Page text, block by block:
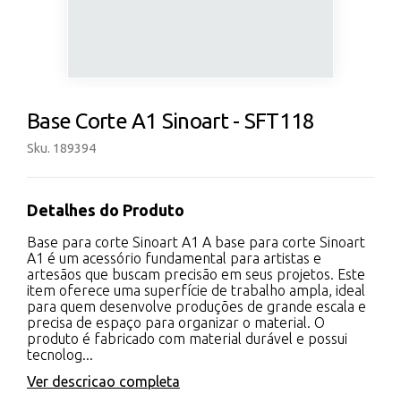
Base Corte A1 Sinoart - SFT118
Sku. 189394
Detalhes do Produto
Base para corte Sinoart A1 A base para corte Sinoart
A1 é um acessório fundamental para artistas e
artesãos que buscam precisão em seus projetos. Este
item oferece uma superfície de trabalho ampla, ideal
para quem desenvolve produções de grande escala e
precisa de espaço para organizar o material. O
produto é fabricado com material durável e possui
tecnolog...
Ver descricao completa